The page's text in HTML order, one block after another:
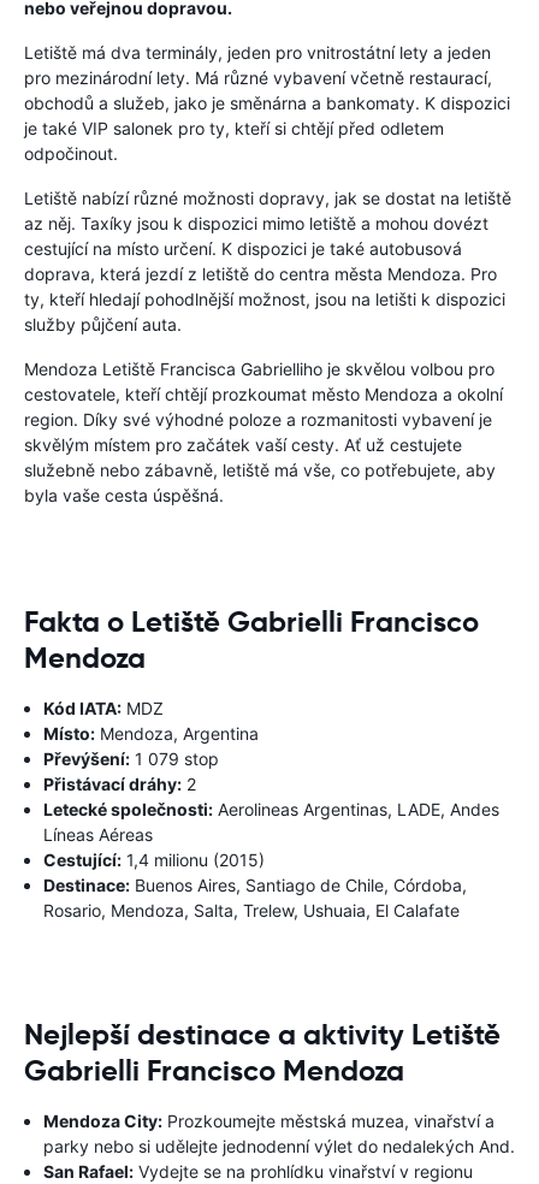
nebo veřejnou dopravou.
Letiště má dva terminály, jeden pro vnitrostátní lety a jeden
pro mezinárodní lety. Má různé vybavení včetně restaurací,
obchodů a služeb, jako je směnárna a bankomaty. K dispozici
je také VIP salonek pro ty, kteří si chtějí před odletem
odpočinout.
Letiště nabízí různé možnosti dopravy, jak se dostat na letiště
az něj. Taxíky jsou k dispozici mimo letiště a mohou dovézt
cestující na místo určení. K dispozici je také autobusová
doprava, která jezdí z letiště do centra města Mendoza. Pro
ty, kteří hledají pohodlnější možnost, jsou na letišti k dispozici
služby půjčení auta.
Mendoza Letiště Francisca Gabrielliho je skvělou volbou pro
cestovatele, kteří chtějí prozkoumat město Mendoza a okolní
region. Díky své výhodné poloze a rozmanitosti vybavení je
skvělým místem pro začátek vaší cesty. Ať už cestujete
služebně nebo zábavně, letiště má vše, co potřebujete, aby
byla vaše cesta úspěšná.
Fakta o Letiště Gabrielli Francisco
Mendoza
Kód IATA: MDZ
Místo: Mendoza, Argentina
Převýšení: 1 079 stop
Přistávací dráhy: 2
Letecké společnosti: Aerolineas Argentinas, LADE, Andes
Líneas Aéreas
Cestující: 1,4 milionu (2015)
Destinace: Buenos Aires, Santiago de Chile, Córdoba,
Rosario, Mendoza, Salta, Trelew, Ushuaia, El Calafate
Nejlepší destinace a aktivity Letiště
Gabrielli Francisco Mendoza
Mendoza City: Prozkoumejte městská muzea, vinařství a
parky nebo si udělejte jednodenní výlet do nedalekých And.
San Rafael: Vydejte se na prohlídku vinařství v regionu